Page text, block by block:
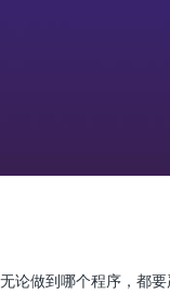
无论做到哪个程序，都